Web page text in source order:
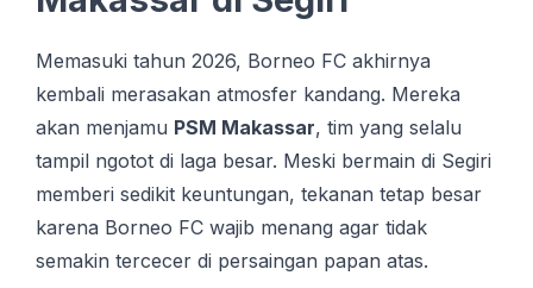
Memasuki tahun 2026, Borneo FC akhirnya
kembali merasakan atmosfer kandang. Mereka
akan menjamu PSM Makassar, tim yang selalu
tampil ngotot di laga besar. Meski bermain di Segiri
memberi sedikit keuntungan, tekanan tetap besar
karena Borneo FC wajib menang agar tidak
semakin tercecer di persaingan papan atas.